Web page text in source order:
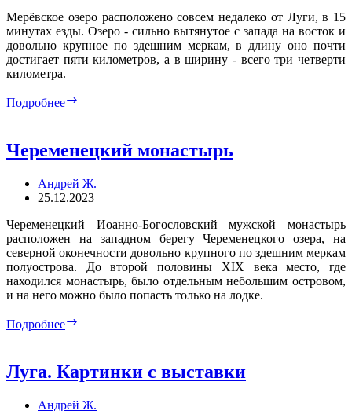
Мерёвcкое озеро расположено совсем недалеко от Луги, в 15
минутах езды. Озеро - сильно вытянутое с запада на восток и
довольно крупное по здешним меркам, в длину оно почти
достигает пяти километров, а в ширину - всего три четверти
километра.
Подробнее
Череменецкий монастырь
Андрей Ж.
25.12.2023
Череменецкий Иоанно-Богословский мужской монастырь
расположен на западном берегу Череменецкого озера, на
северной оконечности довольно крупного по здешним меркам
полуострова. До второй половины XIX века место, где
находился монастырь, было отдельным небольшим островом,
и на него можно было попасть только на лодке.
Подробнее
Луга. Картинки с выставки
Андрей Ж.